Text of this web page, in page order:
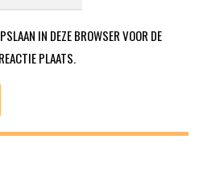
IN DEZE BROWSER VOOR DE
PLAATS.